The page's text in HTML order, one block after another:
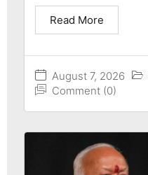
August 7, 2026
Comment (0)
Read More